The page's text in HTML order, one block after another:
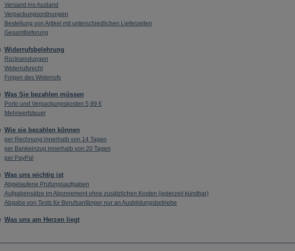
Versand ins Ausland
Verpackungsordnungen
Bestellung von Artikel mit unterschiedlichen Lieferzeiten
Gesamtlieferung
Widerrufsbelehrung
Rücksendungen
Widerrufsrecht
Folgen des Widerrufs
Was Sie bezahlen müssen
Porto und Verpackungskosten 5,99 €
Mehrwertsteuer
Wie sie bezahlen können
per Rechnung innerhalb von 14 Tagen
per Bankeinzug innerhalb von 20 Tagen
per PayPal
Was uns wichtig ist
Abgelaufene Prüfungsaufgaben
Aufgabensätze im Abonnement ohne zusätzlichen Kosten (jederzeit kündbar)
Abgabe von Tests für Berufsanfänger nur an Ausbildungsbetriebe
Was uns am Herzen liegt